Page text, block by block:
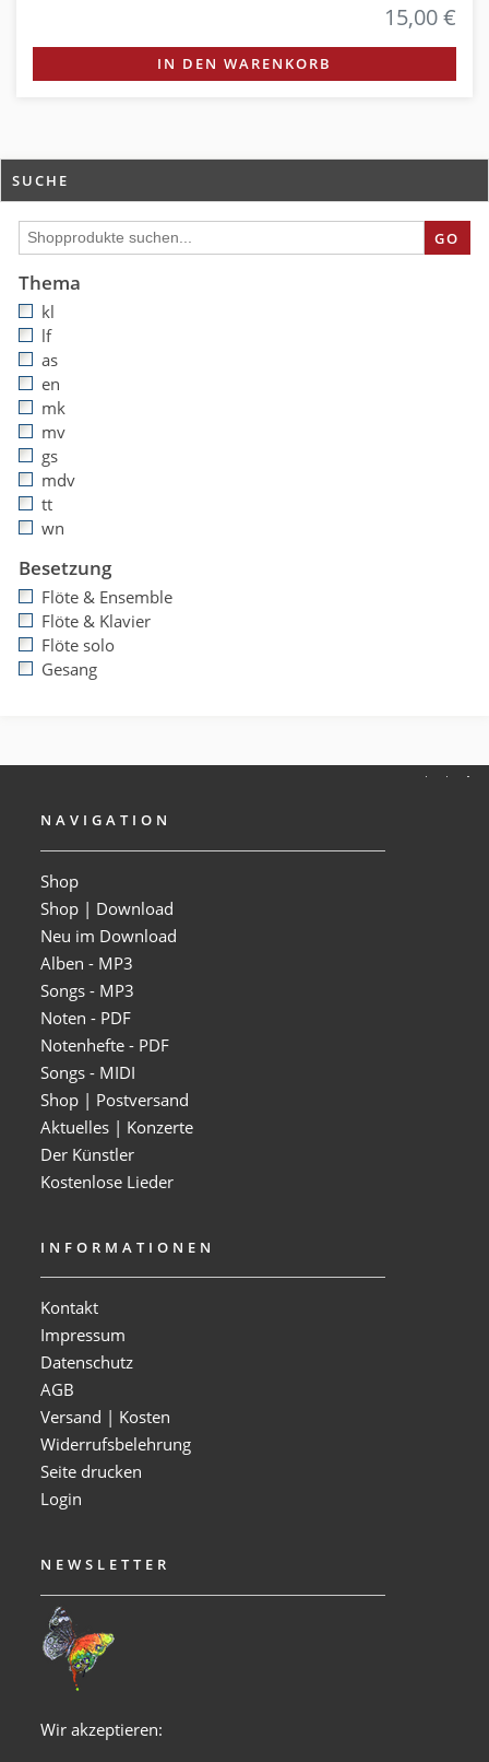
15,00 €
IN DEN WARENKORB
SUCHE
GO
Thema
kl
lf
as
en
mk
mv
gs
mdv
tt
wn
Besetzung
Flöte & Ensemble
Flöte & Klavier
Flöte solo
Gesang
NAVIGATION
Shop
Shop | Download
Neu im Download
Alben - MP3
Songs - MP3
Noten - PDF
Notenhefte - PDF
Songs - MIDI
Shop | Postversand
Aktuelles | Konzerte
Der Künstler
Kostenlose Lieder
INFORMATIONEN
Kontakt
Impressum
Datenschutz
AGB
Versand | Kosten
Widerrufsbelehrung
Seite drucken
Login
NEWSLETTER
Wir akzeptieren: